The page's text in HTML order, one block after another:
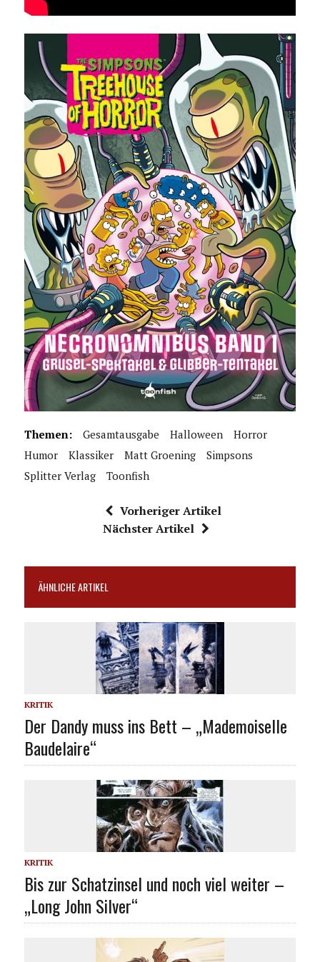
Themen: Gesamtausgabe Halloween
Horror
Humor
Klassiker Matt Groening
Simpsons
Splitter Verlag
Toonfish
Vorheriger Artikel
Nächster Artikel
ÄHNLICHE ARTIKEL
KRITIK
Der Dandy muss ins Bett – „Mademoiselle
Baudelaire“
KRITIK
Bis zur Schatzinsel und noch viel weiter –
„Long John Silver“